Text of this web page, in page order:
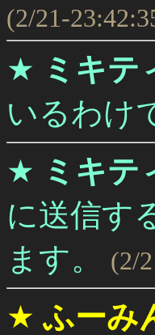
(2/21-
★ ミキテ
いるわけ
★ ミキテ
に送信す
ます。
(2/
★ふーみ